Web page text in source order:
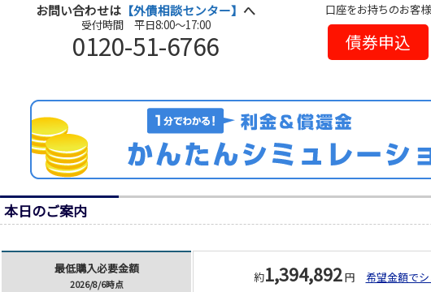
お問い合わせは 【外債相談センター】 へ
受付時間 平日8:00～17:00
0120-51-6766
口座をお持ちのお客様
債券申込
本日のご案内
最低購入必要金額
2026/8/6時点 約1,394,892円 希望金額で